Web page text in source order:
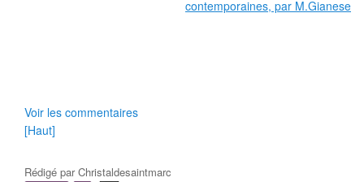
Voir les commentaires
[Haut]
Rédigé parChristaldesaintmarc